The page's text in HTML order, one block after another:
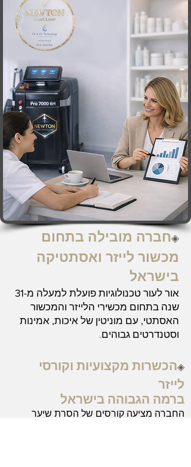
◈חברה מובילה בתחום
מכשור לייזר ואסתטיקה
בישראל
אור לעור טכנולוגיות פועלת למעלה מ-31
שנה בתחום מכשירי הלייזר והמכשור
האסתטי, עם מוניטין של איכות, אמינות
וסטנדרטים גבוהים.
◈הכשרות מקצועיות וקורסי
לייזר
ברמה הגבוהה בישראל
החברה מציעה קורסים של הסרת שיער